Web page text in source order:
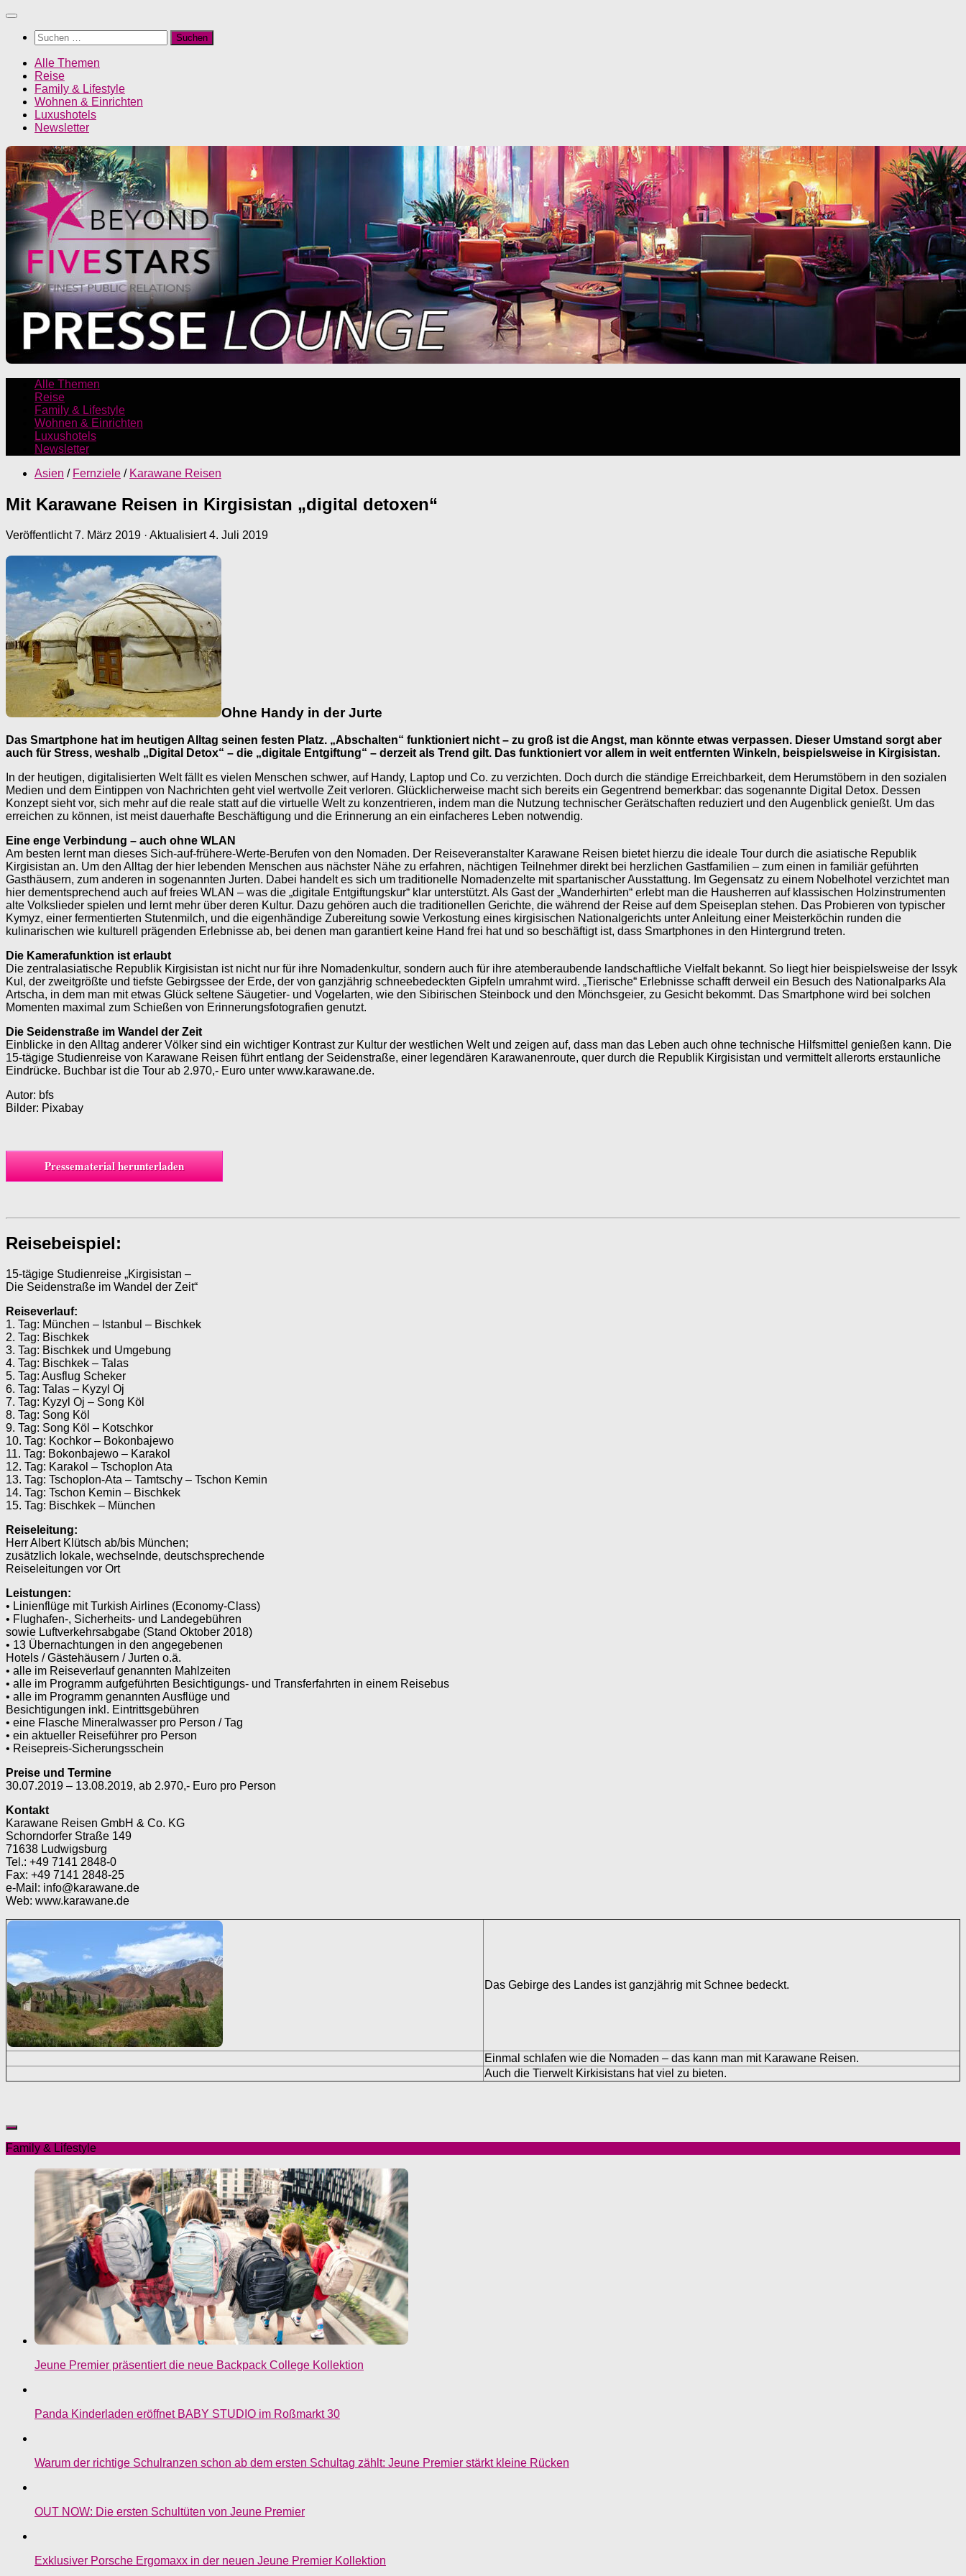
Unter
Inhalt
Suchen
nach:
Alle Themen
Reise
Family & Lifestyle
Wohnen & Einrichten
Luxushotels
Newsletter
Alle Themen
Reise
Family & Lifestyle
Wohnen & Einrichten
Luxushotels
Newsletter
Asien / Fernziele / Karawane Reisen
Mit Karawane Reisen in Kirgisistan „digital detoxen“
Veröffentlicht7. März 2019 · Aktualisiert4. Juli 2019
Ohne Handy in der Jurte
Das Smartphone hat im heutigen Alltag seinen festen Platz. „Abschalten“ funktioniert nicht – zu groß ist die Angst, man könnte etwas verpassen. Dieser Umstand sorgt aber
auch für Stress, weshalb „Digital Detox“ – die „digitale Entgiftung“ – derzeit als Trend gilt. Das funktioniert vor allem in weit entfernten Winkeln, beispielsweise in Kirgisistan.
In der heutigen, digitalisierten Welt fällt es vielen Menschen schwer, auf Handy, Laptop und Co. zu verzichten. Doch durch die ständige Erreichbarkeit, dem Herumstöbern in den sozialen
Medien und dem Eintippen von Nachrichten geht viel wertvolle Zeit verloren. Glücklicherweise macht sich bereits ein Gegentrend bemerkbar: das sogenannte Digital Detox. Dessen
Konzept sieht vor, sich mehr auf die reale statt auf die virtuelle Welt zu konzentrieren, indem man die Nutzung technischer Gerätschaften reduziert und den Augenblick genießt. Um das
erreichen zu können, ist meist dauerhafte Beschäftigung und die Erinnerung an ein einfacheres Leben notwendig.
Eine enge Verbindung – auch ohne WLAN
Am besten lernt man dieses Sich-auf-frühere-Werte-Berufen von den Nomaden. Der Reiseveranstalter Karawane Reisen bietet hierzu die ideale Tour durch die asiatische Republik
Kirgisistan an. Um den Alltag der hier lebenden Menschen aus nächster Nähe zu erfahren, nächtigen Teilnehmer direkt bei herzlichen Gastfamilien – zum einen in familiär geführten
Gasthäusern, zum anderen in sogenannten Jurten. Dabei handelt es sich um traditionelle Nomadenzelte mit spartanischer Ausstattung. Im Gegensatz zu einem Nobelhotel verzichtet man
hier dementsprechend auch auf freies WLAN – was die „digitale Entgiftungskur“ klar unterstützt. Als Gast der „Wanderhirten“ erlebt man die Hausherren auf klassischen Holzinstrumenten
alte Volkslieder spielen und lernt mehr über deren Kultur. Dazu gehören auch die traditionellen Gerichte, die während der Reise auf dem Speiseplan stehen. Das Probieren von typischer
Kymyz, einer fermentierten Stutenmilch, und die eigenhändige Zubereitung sowie Verkostung eines kirgisischen Nationalgerichts unter Anleitung einer Meisterköchin runden die
kulinarischen wie kulturell prägenden Erlebnisse ab, bei denen man garantiert keine Hand frei hat und so beschäftigt ist, dass Smartphones in den Hintergrund treten.
Die Kamerafunktion ist erlaubt
Die zentralasiatische Republik Kirgisistan ist nicht nur für ihre Nomadenkultur, sondern auch für ihre atemberaubende landschaftliche Vielfalt bekannt. So liegt hier beispielsweise der Issyk
Kul, der zweitgrößte und tiefste Gebirgssee der Erde, der von ganzjährig schneebedeckten Gipfeln umrahmt wird. „Tierische“ Erlebnisse schafft derweil ein Besuch des Nationalparks Ala
Artscha, in dem man mit etwas Glück seltene Säugetier- und Vogelarten, wie den Sibirischen Steinbock und den Mönchsgeier, zu Gesicht bekommt. Das Smartphone wird bei solchen
Momenten maximal zum Schießen von Erinnerungsfotografien genutzt.
Die Seidenstraße im Wandel der Zeit
Einblicke in den Alltag anderer Völker sind ein wichtiger Kontrast zur Kultur der westlichen Welt und zeigen auf, dass man das Leben auch ohne technische Hilfsmittel genießen kann. Die
15-tägige Studienreise von Karawane Reisen führt entlang der Seidenstraße, einer legendären Karawanenroute, quer durch die Republik Kirgisistan und vermittelt allerorts erstaunliche
Eindrücke. Buchbar ist die Tour ab 2.970,- Euro unter www.karawane.de.
Autor: bfs
Bilder: Pixabay
Pressematerial herunterladen
Reisebeispiel:
15-tägige Studienreise „Kirgisistan –
Die Seidenstraße im Wandel der Zeit“
Reiseverlauf:
1. Tag: München – Istanbul – Bischkek
2. Tag: Bischkek
3. Tag: Bischkek und Umgebung
4. Tag: Bischkek – Talas
5. Tag: Ausflug Scheker
6. Tag: Talas – Kyzyl Oj
7. Tag: Kyzyl Oj – Song Köl
8. Tag: Song Köl
9. Tag: Song Köl – Kotschkor
10. Tag: Kochkor – Bokonbajewo
11. Tag: Bokonbajewo – Karakol
12. Tag: Karakol – Tschoplon Ata
13. Tag: Tschoplon-Ata – Tamtschy – Tschon Kemin
14. Tag: Tschon Kemin – Bischkek
15. Tag: Bischkek – München
Reiseleitung:
Herr Albert Klütsch ab/bis München;
zusätzlich lokale, wechselnde, deutschsprechende
Reiseleitungen vor Ort
Leistungen:
• Linienflüge mit Turkish Airlines (Economy-Class)
• Flughafen-, Sicherheits- und Landegebühren
sowie Luftverkehrsabgabe (Stand Oktober 2018)
• 13 Übernachtungen in den angegebenen
Hotels / Gästehäusern / Jurten o.ä.
• alle im Reiseverlauf genannten Mahlzeiten
• alle im Programm aufgeführten Besichtigungs- und Transferfahrten in einem Reisebus
• alle im Programm genannten Ausflüge und
Besichtigungen inkl. Eintrittsgebühren
• eine Flasche Mineralwasser pro Person / Tag
• ein aktueller Reiseführer pro Person
• Reisepreis-Sicherungsschein
Preise und Termine
30.07.2019 – 13.08.2019, ab 2.970,- Euro pro Person
Kontakt
Karawane Reisen GmbH & Co. KG
Schorndorfer Straße 149
71638 Ludwigsburg
Tel.: +49 7141 2848-0
Fax: +49 7141 2848-25
e-Mail: info@karawane.de
Web: www.karawane.de
Das Gebirge des Landes ist ganzjährig mit Schnee bedeckt.
Einmal schlafen wie die Nomaden – das kann man mit Karawane Reisen.
Auch die Tierwelt Kirkisistans hat viel zu bieten.
Family & Lifestyle
Jeune Premier präsentiert die neue Backpack College Kollektion
Panda Kinderladen eröffnet BABY STUDIO im Roßmarkt 30
Warum der richtige Schulranzen schon ab dem ersten Schultag zählt: Jeune Premier stärkt kleine Rücken
OUT NOW: Die ersten Schultüten von Jeune Premier
Exklusiver Porsche Ergomaxx in der neuen Jeune Premier Kollektion